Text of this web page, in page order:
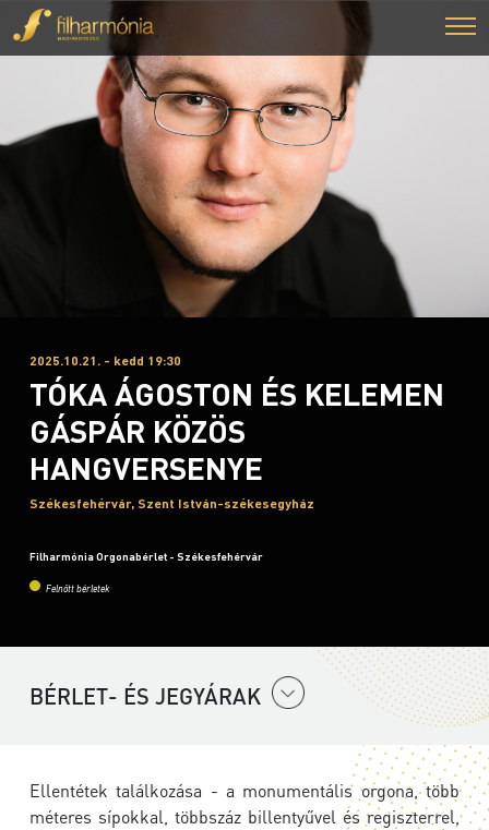
2025.10.21. - kedd 19:30
TÓKA ÁGOSTON ÉS KELEMEN
GÁSPÁR KÖZÖS
HANGVERSENYE
Székesfehérvár, Szent István-székesegyház
Filharmónia Orgonabérlet - Székesfehérvár
Felnőtt bérletek
BÉRLET- ÉS JEGYÁRAK
Ellentétek találkozása - a monumentális orgona, több
méteres sípokkal, többszáz billentyűvel és regiszterrel,